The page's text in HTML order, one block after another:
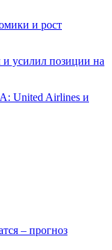
и рост
и усилил позиции на
United Airlines и
– прогноз